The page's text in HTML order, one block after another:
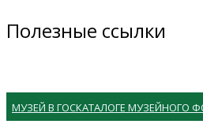
Полезные ссылки
МУЗЕЙ В ГОСКАТАЛОГЕ МУЗЕЙНОГО